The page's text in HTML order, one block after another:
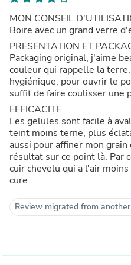
MON CONSEIL
Boire avec un grand verre
PRESENTATION ET
Packaging original, j'aime beaucoup la typo et le choix de
couleur qui rappelle la
hygiénique, pour ouvrir le
suffit de faire coulisser une
EFFICACITE
Les gelules sont facile à
teint moins terne, plus
aussi pour affiner mon grain
résultat sur ce point là. Par
cuir chevelu qui a l'air
cure.
Review migrated from